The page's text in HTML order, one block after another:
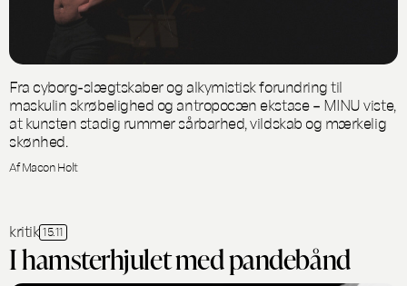
Fra cyborg-slægtskaber og alkymistisk forundring til
maskulin skrøbelighed og antropocæn ekstase – MINU viste,
at kunsten stadig rummer sårbarhed, vildskab og mærkelig
skønhed.
Af Macon Holt
kritik 15.11
I hamsterhjulet med pandebånd